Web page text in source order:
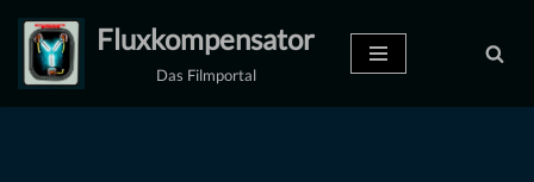
Zum
Inhalt
Fluxkompensator
Das Filmportal